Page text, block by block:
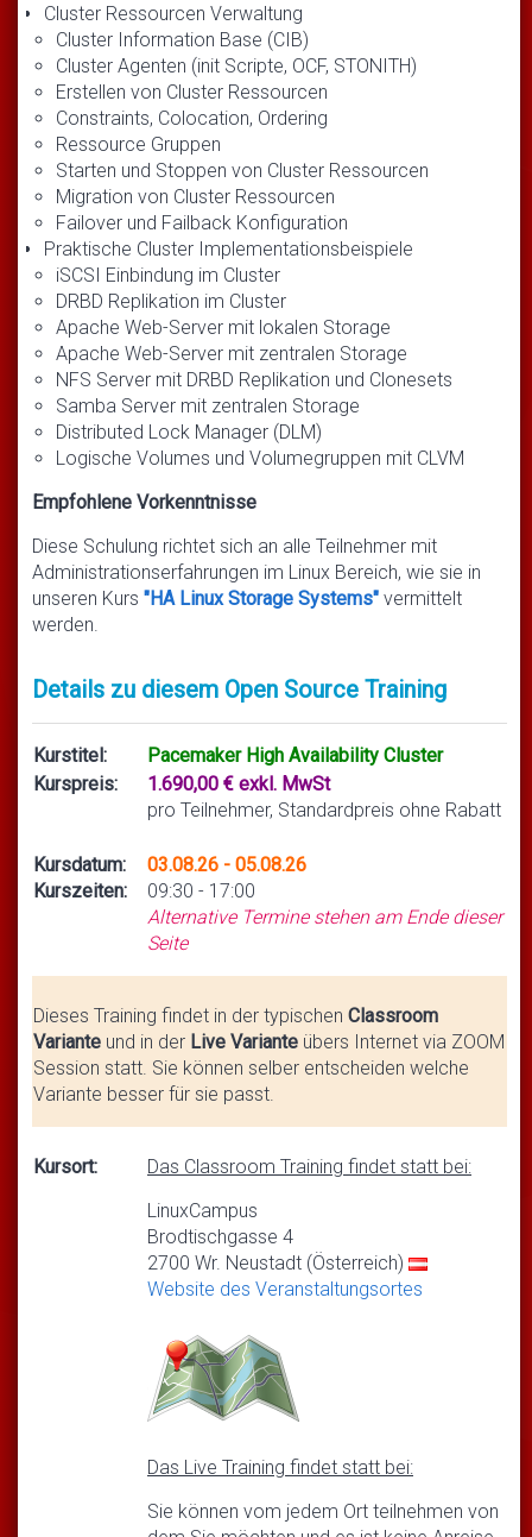
Cluster Ressourcen Verwaltung
Cluster Information Base (CIB)
Cluster Agenten (init Scripte, OCF, STONITH)
Erstellen von Cluster Ressourcen
Constraints, Colocation, Ordering
Ressource Gruppen
Starten und Stoppen von Cluster Ressourcen
Migration von Cluster Ressourcen
Failover und Failback Konfiguration
Praktische Cluster Implementationsbeispiele
iSCSI Einbindung im Cluster
DRBD Replikation im Cluster
Apache Web-Server mit lokalen Storage
Apache Web-Server mit zentralen Storage
NFS Server mit DRBD Replikation und Clonesets
Samba Server mit zentralen Storage
Distributed Lock Manager (DLM)
Logische Volumes und Volumegruppen mit CLVM
Empfohlene Vorkenntnisse
Diese Schulung richtet sich an alle Teilnehmer mit
Administrationserfahrungen im Linux Bereich, wie sie in
unseren Kurs "HA Linux Storage Systems" vermittelt
werden.
Details zu diesem Open Source Training
Kurstitel:
Pacemaker High Availability Cluster
Kurspreis:
1.690,00 € exkl. MwSt
pro Teilnehmer, Standardpreis ohne Rabatt
Kursdatum:
Kurszeiten:
03.08.26 - 05.08.26
09:30 - 17:00
Alternative Termine stehen am Ende dieser
Seite
Dieses Training findet in der typischen Classroom
Variante und in der Live Variante übers Internet via ZOOM
Session statt. Sie können selber entscheiden welche
Variante besser für sie passt.
Kursort:
Das Classroom Training findet statt bei:
LinuxCampus
Brodtischgasse 4
2700 Wr. Neustadt (Österreich)
Website des Veranstaltungsortes
Das Live Training findet statt bei:
Sie können vom jedem Ort teilnehmen von